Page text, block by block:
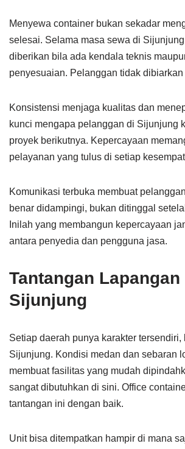
Menyewa container bukan sekadar
selesai. Selama masa sewa di
diberikan bila ada kendala teknis
penyesuaian. Pelanggan tidak
Konsistensi menjaga kualitas dan
kunci mengapa pelanggan di Sijunjung
proyek berikutnya. Kepercayaan
pelayanan yang tulus di setiap
Komunikasi terbuka membuat
benar didampingi, bukan ditinggal
Inilah yang membangun kepercayaan
antara penyedia dan pengguna jasa.
Tantangan Lapangan
Sijunjung
Setiap daerah punya karakter tersendiri,
Sijunjung. Kondisi medan dan sebaran
membuat fasilitas yang mudah
sangat dibutuhkan di sini. Office
tantangan ini dengan baik.
Unit bisa ditempatkan hampir di mana